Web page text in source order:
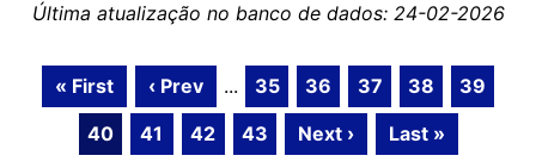
Última atualização no banco de dados: 24-02-2026
« First ‹ Prev ... 35 36 37 38
39
40
41 42 43 Next › Last »